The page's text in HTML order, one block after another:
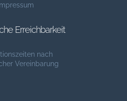
Erreichbarkeit
nach
Vereinbarung